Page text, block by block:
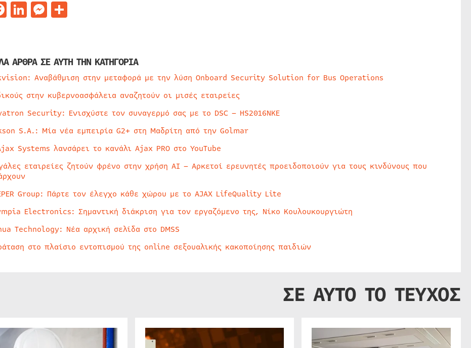
Facebook
LinkedIn
Messenger
Μοιραστείτε
ΑΡΘΡΑ ΣΕ ΑΥΤΗ ΤΗΝ ΚΑΤΗΓΟΡΙΑ
Αναβάθμιση στην μεταφορά με την λύση Onboard Security Solution for Bus Operations
στην κυβερνοασφάλεια αναζητούν οι μισές εταιρείες
Security: Ενισχύστε τον συναγερμό σας με το DSC – HS2016NKE
S.A.: Μία νέα εμπειρία G2+ στη Μαδρίτη από την Golmar
Systems λανσάρει το κανάλι Ajax PRO στο YouTube
εταιρείες ζητούν φρένο στην χρήση AI – Αρκετοί ερευνητές προειδοποιούν για τους κινδύνους που
Group: Πάρτε τον έλεγχο κάθε χώρου με το AJAX LifeQuality Lite
Electronics: Σημαντική διάκριση για τον εργαζόμενο της, Νίκο Κουλουκουργιώτη
Technology: Νέα αρχική σελίδα στο DMSS
στο πλαίσιο εντοπισμού της online σεξουαλικής κακοποίησης παιδιών
ΣΕ ΑΥΤΟ ΤΟ ΤΕΥΧΟΣ